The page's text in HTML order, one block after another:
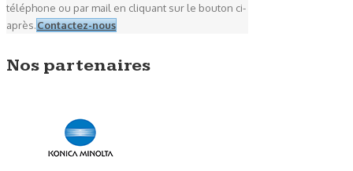
téléphone ou par mail en cliquant sur le bouton ci-
après.Contactez-nous
Nos partenaires